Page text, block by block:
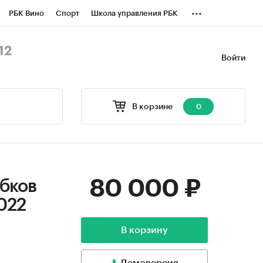
РБК Вино Спорт Школа управления РБК ...
Войти
В корзине 0
80 000 ₽
В корзину